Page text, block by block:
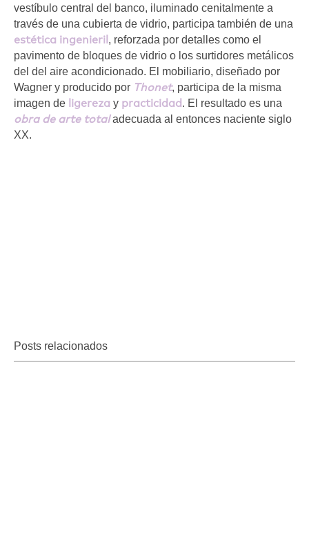
vestíbulo central del banco, iluminado cenitalmente a
través de una cubierta de vidrio, participa también de una
estética ingenieril, reforzada por detalles como el
pavimento de bloques de vidrio o los surtidores metálicos
del del aire acondicionado. El mobiliario, diseñado por
Wagner y producido por Thonet, participa de la misma
imagen de ligereza y practicidad. El resultado es una
obra de arte totaladecuada al entonces naciente siglo
XX.
Posts relacionados